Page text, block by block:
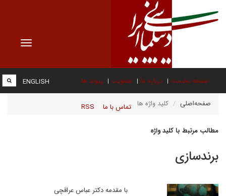
Toggle
صفحه نخست درباره ما عضویت پیوند ها
تماس با ما RSS
ENGLISH
صفحه‌اصلی کلید واژه ها
مطالب مرتبط با کلید واژه
برندسازی
با مقدمه دکتر عباس عراقچی